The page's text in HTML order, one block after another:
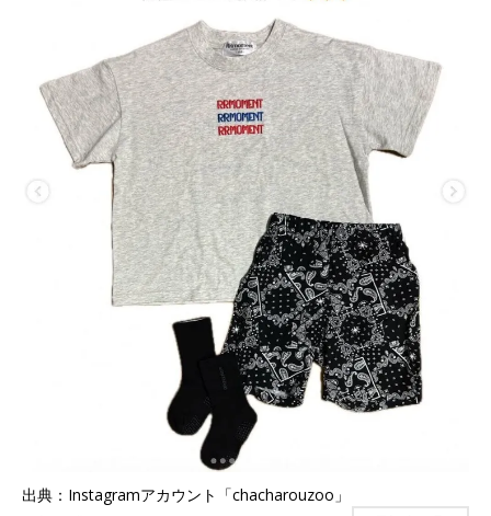
出典：Instagramアカウント「chacharouzoo」